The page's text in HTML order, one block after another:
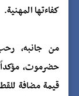
كفاءتها المهنية.
من جانبه،
حضرموت،
قيمة مضافة